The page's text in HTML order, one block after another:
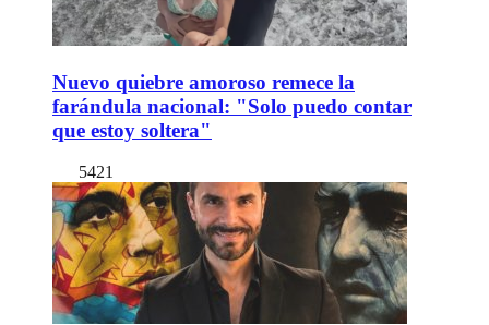
Nuevo quiebre amoroso remece la
farándula nacional: "Solo puedo contar
que estoy soltera"
5421